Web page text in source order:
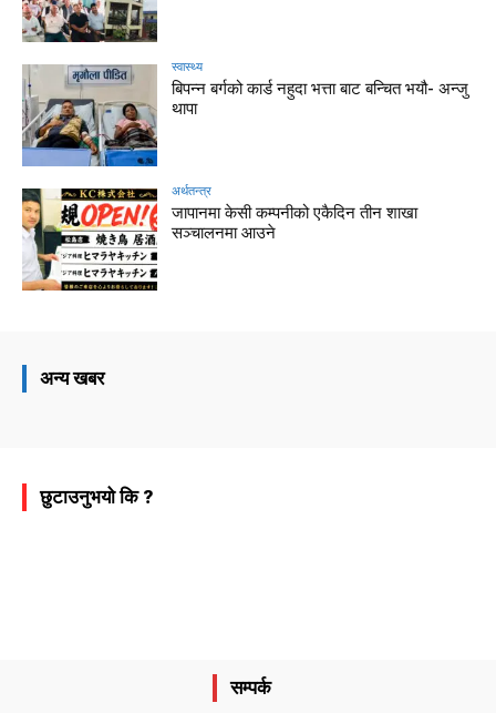
स्वास्थ्य
बिपन्न बर्गको कार्ड नहुदा भत्ता बाट बन्चित भयौ- अन्जु
थापा
अर्थतन्त्र
जापानमा केसी कम्पनीको एकैदिन तीन शाखा
सञ्चालनमा आउने
अन्य खबर
छुटाउनुभयो कि ?
सम्पर्क